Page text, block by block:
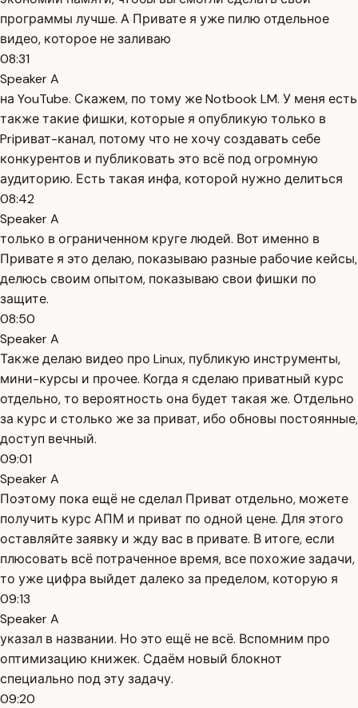
программы лучше. А Привате я уже пилю отдельное
видео, которое не заливаю
08:31
Speaker A
на YouTube. Скажем, по тому же Notbook LM. У меня есть
также такие фишки, которые я опубликую только в
Priриват-канал, потому что не хочу создавать себе
конкурентов и публиковать это всё под огромную
аудиторию. Есть такая инфа, которой нужно делиться
08:42
Speaker A
только в ограниченном круге людей. Вот именно в
Привате я это делаю, показываю разные рабочие кейсы,
делюсь своим опытом, показываю свои фишки по
защите.
08:50
Speaker A
Также делаю видео про Linux, публикую инструменты,
мини-курсы и прочее. Когда я сделаю приватный курс
отдельно, то вероятность она будет такая же. Отдельно
за курс и столько же за приват, ибо обновы постоянные,
доступ вечный.
09:01
Speaker A
Поэтому пока ещё не сделал Приват отдельно, можете
получить курс АПМ и приват по одной цене. Для этого
оставляйте заявку и жду вас в привате. В итоге, если
плюсовать всё потраченное время, все похожие задачи,
то уже цифра выйдет далеко за пределом, которую я
09:13
Speaker A
указал в названии. Но это ещё не всё. Вспомним про
оптимизацию книжек. Сдаём новый блокнот
специально под эту задачу.
09:20